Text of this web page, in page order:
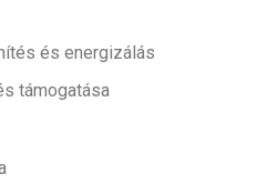
és energizálás
támogatása